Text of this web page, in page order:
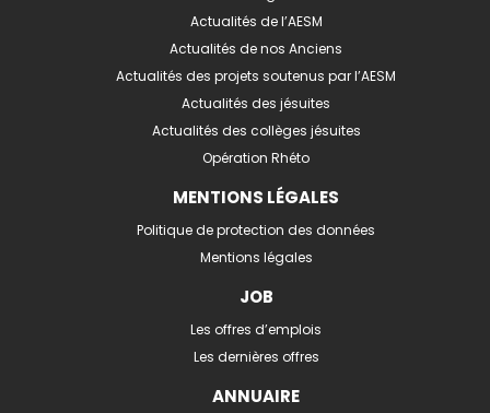
Actualités de l’AESM
Actualités de nos Anciens
Actualités des projets soutenus par l’AESM
Actualités des jésuites
Actualités des collèges jésuites
Opération Rhéto
MENTIONS LÉGALES
Politique de protection des données
Mentions légales
JOB
Les offres d’emplois
Les dernières offres
ANNUAIRE